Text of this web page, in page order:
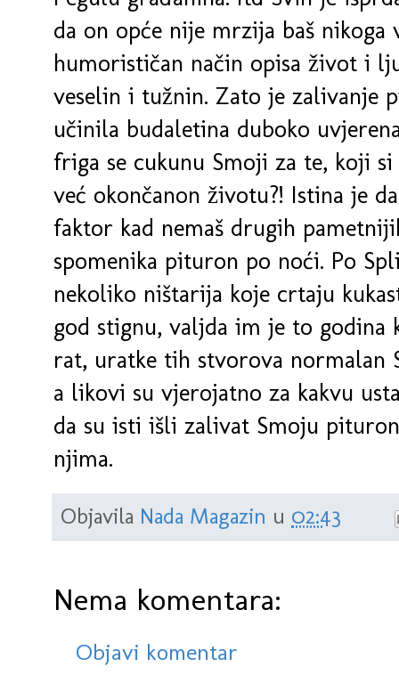
da on opće nije mrzija baš nikoga
humorističan način opisa život i
veselin i tužnin. Zato je zalivanje
učinila budaletina duboko
friga se cukunu Smoji za te, koji
već okončanon životu?! Istina je
faktor kad nemaš drugih
spomenika pituron po noći. Po
nekoliko ništarija koje crtaju
god stignu, valjda im je to godina
rat, uratke tih stvorova
a likovi su vjerojatno za kakvu
da su isti išli zalivat Smoju
njima.
Objavila Nada Magazin u 02:43
Nema komentara:
Objavi komentar